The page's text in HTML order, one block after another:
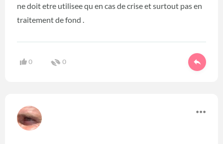
ne doit etre utilisee qu en cas de crise et surtout pas en
traitement de fond .
0 0